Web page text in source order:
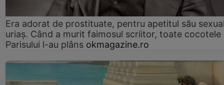
Era adorat de prostituate, pentru apetitul său
uriaș. Când a murit faimosul scriitor, toate cocotele
Parisului l-au plâns okmagazine.ro